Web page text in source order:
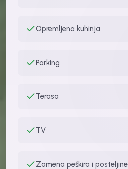
Opremljena kuhinja
Parking
Terasa
TV
Zamena peškira i posteljine